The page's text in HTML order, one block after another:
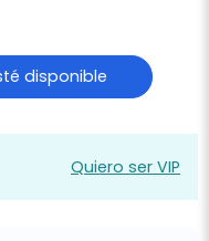
disponible
Quiero ser VIP